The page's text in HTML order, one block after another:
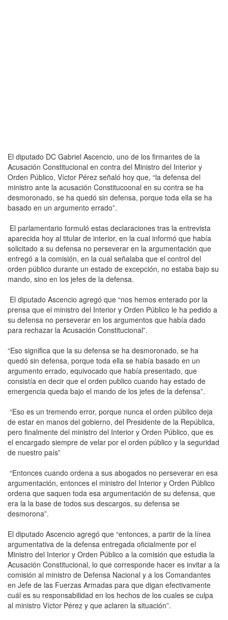
El diputado DC Gabriel Ascencio, uno de los firmantes de la
Acusación Constitucional en contra del Ministro del Interior y
Orden Público, Víctor Pérez señaló hoy que, “la defensa del
ministro ante la acusación Constitucoonal en su contra se ha
desmoronado, se ha quedó sin defensa, porque toda ella se ha
basado en un argumento errado”.
El parlamentario formuló estas declaraciones tras la entrevista
aparecida hoy al titular de interior, en la cual informó que había
solicitado a su defensa no perseverar en la argumentación que
entregó a la comisión, en la cual señalaba que el control del
orden público durante un estado de excepción, no estaba bajo su
mando, sino en los jefes de la defensa.
El diputado Ascencio agregó que “nos hemos enterado por la
prensa que el ministro del Interior y Orden Público le ha pedido a
su defensa no perseverar en los argumentos que había dado
para rechazar la Acusación Constitucional”.
“Eso significa que la su defensa se ha desmoronado, se ha
quedó sin defensa, porque toda ella se había basado en un
argumento errado, equivocado que había presentado, que
consistía en decir que el orden publico cuando hay estado de
emergencia queda bajo el mando de los jefes de la defensa”.
“Eso es un tremendo error, porque nunca el orden público deja
de estar en manos del gobierno, del Presidente de la República,
pero finalmente del ministro del Interior y Orden Público, que es
el encargado siempre de velar por el orden público y la seguridad
de nuestro país”
“Entonces cuando ordena a sus abogados no perseverar en esa
argumentación, entonces el ministro del Interior y Orden Público
ordena que saquen toda esa argumentación de su defensa, que
era la la base de todos sus descargos, su defensa se
desmorona”.
El diputado Ascencio agregó que “entonces, a partir de la línea
argumentativa de la defensa entregada oficialmente por el
Ministro del Interior y Orden Público a la comisión que estudia la
Acusación Constitucional, lo que corresponde hacer es invitar a la
comisión al ministro de Defensa Nacional y a los Comandantes
en Jefe de las Fuerzas Armadas para que digan efectivamente
cuál es su responsabilidad en los hechos de los cuales se culpa
al ministro Víctor Pérez y que aclaren la situación”.